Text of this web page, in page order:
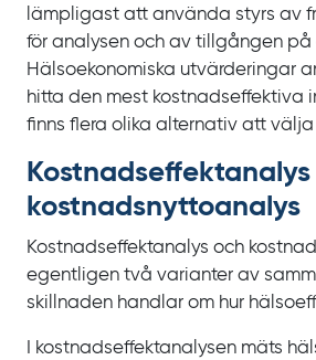
lämpligast att använda styrs av
för analysen och av tillgången
Hälsoekonomiska utvärderingar
hitta den mest kostnadseffektiva
finns flera olika alternativ att välja
kostnads­nytto­analys
Kostnadseffektanalys och
egentligen två varianter av
skillnaden handlar om hur
I kostnadseffektanalysen mäts